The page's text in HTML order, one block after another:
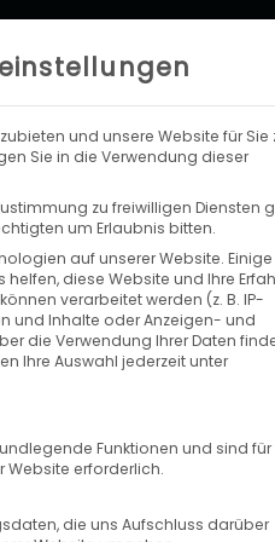
© Leysan – fotolia.com
und unsere Website für Sie
Sie in die Verwendung dieser
zu freiwilligen Diensten
um Erlaubnis bitten.
auf unserer Website.
diese Website und Ihre
verarbeitet werden (z. B. IP-
und Inhalte oder Anzeigen- und
die Verwendung Ihrer Daten
Ihre Auswahl jederzeit unter
Gruppen, für die eine
Funktionen und sind
erforderlich.
die uns Aufschluss darüber